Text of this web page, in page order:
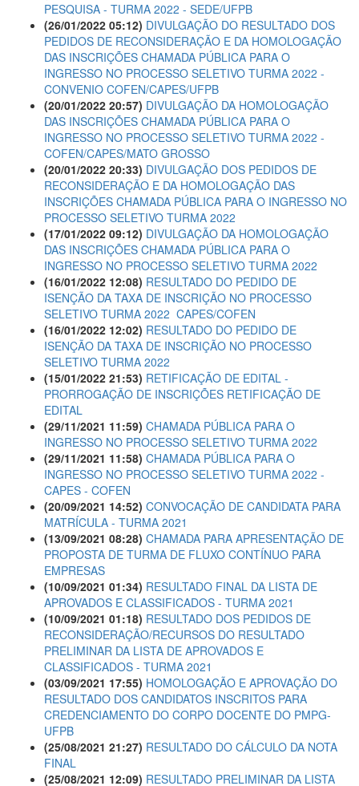
PESQUISA - TURMA 2022 - SEDE/UFPB
(26/01/2022 05:12) DIVULGAÇÃO DO RESULTADO DOS
PEDIDOS DE RECONSIDERAÇÃO E DA HOMOLOGAÇÃO
DAS INSCRIÇÕES CHAMADA PÚBLICA PARA O
INGRESSO NO PROCESSO SELETIVO TURMA 2022 -
CONVENIO COFEN/CAPES/UFPB
(20/01/2022 20:57) DIVULGAÇÃO DA HOMOLOGAÇÃO
DAS INSCRIÇÕES CHAMADA PÚBLICA PARA O
INGRESSO NO PROCESSO SELETIVO TURMA 2022 -
COFEN/CAPES/MATO GROSSO
(20/01/2022 20:33) DIVULGAÇÃO DOS PEDIDOS DE
RECONSIDERAÇÃO E DA HOMOLOGAÇÃO DAS
INSCRIÇÕES CHAMADA PÚBLICA PARA O INGRESSO NO
PROCESSO SELETIVO TURMA 2022
(17/01/2022 09:12) DIVULGAÇÃO DA HOMOLOGAÇÃO
DAS INSCRIÇÕES CHAMADA PÚBLICA PARA O
INGRESSO NO PROCESSO SELETIVO TURMA 2022
(16/01/2022 12:08) RESULTADO DO PEDIDO DE
ISENÇÃO DA TAXA DE INSCRIÇÃO NO PROCESSO
SELETIVO TURMA 2022  CAPES/COFEN
(16/01/2022 12:02) RESULTADO DO PEDIDO DE
ISENÇÃO DA TAXA DE INSCRIÇÃO NO PROCESSO
SELETIVO TURMA 2022
(15/01/2022 21:53) RETIFICAÇÃO DE EDITAL -
PRORROGAÇÃO DE INSCRIÇÕES RETIFICAÇÃO DE
EDITAL
(29/11/2021 11:59) CHAMADA PÚBLICA PARA O
INGRESSO NO PROCESSO SELETIVO TURMA 2022
(29/11/2021 11:58) CHAMADA PÚBLICA PARA O
INGRESSO NO PROCESSO SELETIVO TURMA 2022 -
CAPES - COFEN
(20/09/2021 14:52) CONVOCAÇÃO DE CANDIDATA PARA
MATRÍCULA - TURMA 2021
(13/09/2021 08:28) CHAMADA PARA APRESENTAÇÃO DE
PROPOSTA DE TURMA DE FLUXO CONTÍNUO PARA
EMPRESAS
(10/09/2021 01:34) RESULTADO FINAL DA LISTA DE
APROVADOS E CLASSIFICADOS - TURMA 2021
(10/09/2021 01:18) RESULTADO DOS PEDIDOS DE
RECONSIDERAÇÃO/RECURSOS DO RESULTADO
PRELIMINAR DA LISTA DE APROVADOS E
CLASSIFICADOS - TURMA 2021
(03/09/2021 17:55) HOMOLOGAÇÃO E APROVAÇÃO DO
RESULTADO DOS CANDIDATOS INSCRITOS PARA
CREDENCIAMENTO DO CORPO DOCENTE DO PMPG-
UFPB
(25/08/2021 21:27) RESULTADO DO CÁLCULO DA NOTA
FINAL
(25/08/2021 12:09) RESULTADO PRELIMINAR DA LISTA